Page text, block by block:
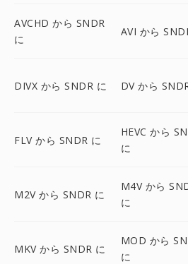
AVCHD から SNDR
に
AVI から
DIVX から SNDR に DV から
FLV から SNDR に
HEVC から
に
M2V から SNDR に
M4V から
に
MKV から SNDR に
MOD から
に